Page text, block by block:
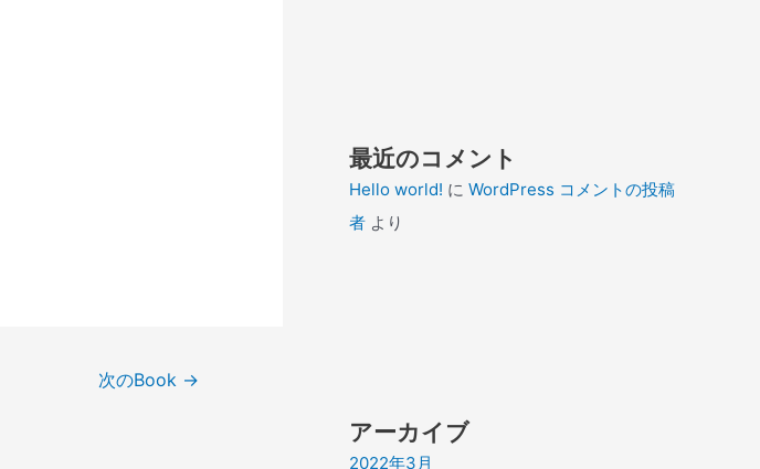
次のBook →
最近のコメント
Hello world! に WordPress コメントの投稿
者 より
アーカイブ
2022年3月